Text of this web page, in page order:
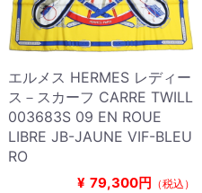
エルメス HERMES レディー
ス－スカーフ CARRE TWILL
003683S 09 EN ROUE
LIBRE JB-JAUNE VIF-BLEU
RO
¥ 79,300円 （税込）